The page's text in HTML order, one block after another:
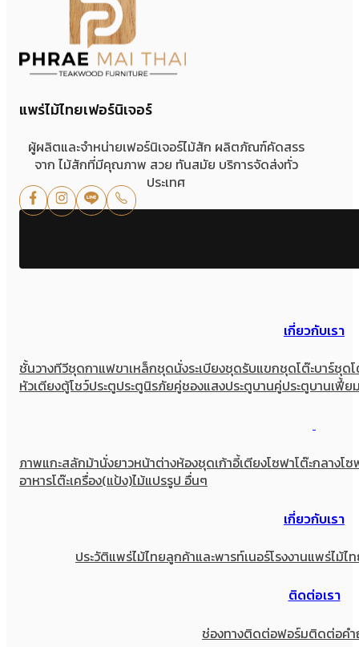
แพร่ไม้ไทยเฟอร์นิเจอร์
ผู้ผลิตและจำหน่ายเฟอร์นิเจอร์ไม้สัก ผลิตภัณฑ์คัดสรร
จาก ไม้สักที่มีคุณภาพ สวย ทันสมัย บริการจัดส่งทั่ว
ประเทศ
เกี่ยวกับเรา
ชั้นวางทีวีชุดกาแฟขาเหล็กชุดนั่งระเบียงชุดรับแขกชุดโต๊ะบาร์ชุดโ
หัวเตียงตู้โชว์ประตูประตูนิรภัยคู่ชองแสงประตูบานคู่ประตูบานเฟี้ย
ภาพแกะสลักม้านั่งยาวหน้าต่างห้องชุดเก้าอี้เตียงโซฟาโต๊ะกลางโซ
อาหารโต๊ะเครื่อง(แป้ง)ไม้แปรรูป อื่นๆ
เกี่ยวกับเรา
ประวัติแพร่ไม้ไทยลูกค้าและพารท์เนอร์โรงงานแพร่ไม้ไ
ติดต่อเรา
ช่องทางติดต่อฟอร์มติดต่อค